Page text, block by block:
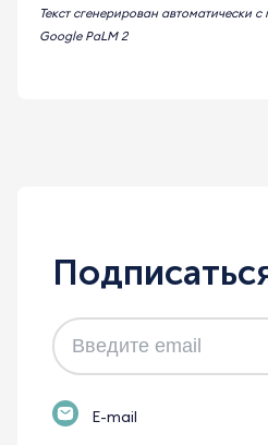
Текст сгенерирован автоматически
Google PaLM 2
E-mail